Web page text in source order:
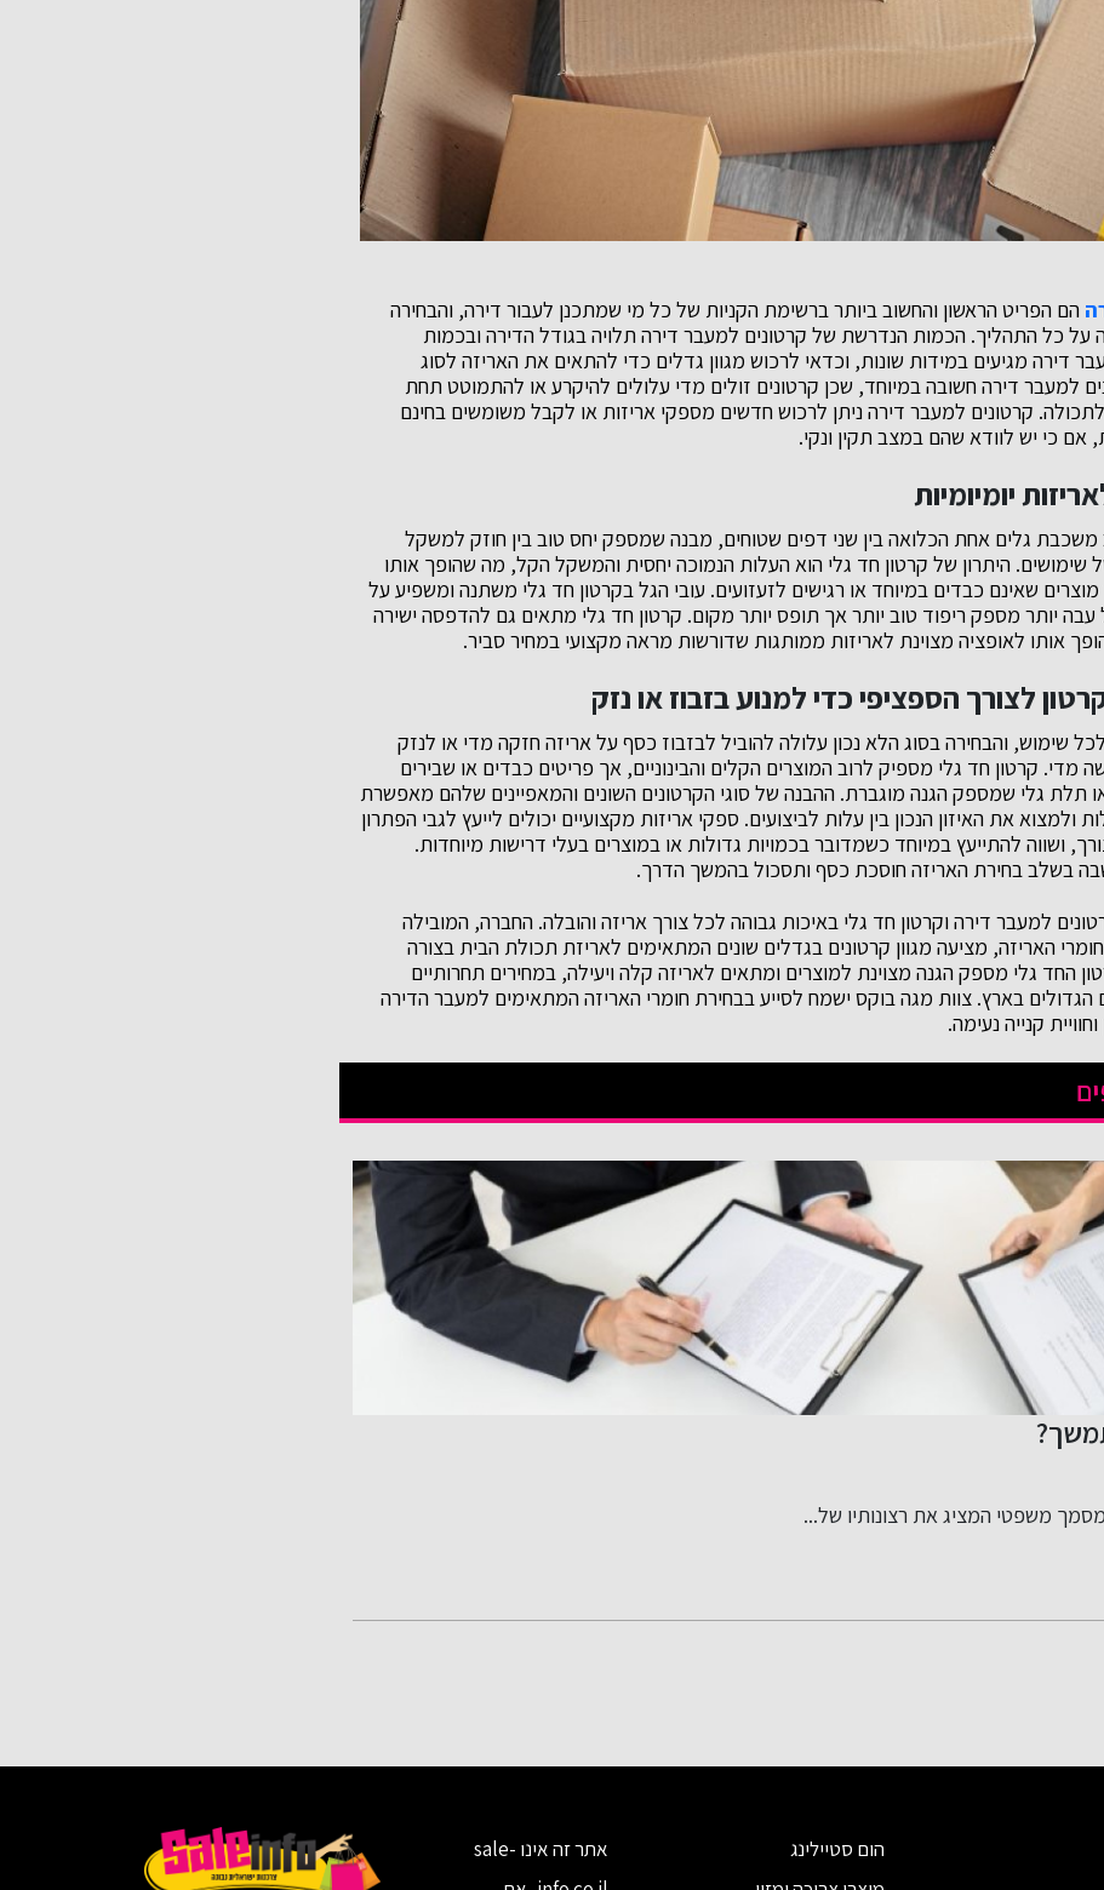
הם הפריט הראשון והחשוב ביותר ברשימת הקניות של כל מי שמתכנן לעבור דירה, והבחירה
על כל התהליך. הכמות הנדרשת של קרטונים למעבר דירה תלויה בגודל הדירה ובכמות
דירה מגיעים במידות שונות, וכדאי לרכוש מגוון גדלים כדי להתאים את האריזה לסוג
למעבר דירה חשובה במיוחד, שכן קרטונים זולים מדי עלולים להיקרע או להתמוטט תחת
קרטונים למעבר דירה ניתן לרכוש חדשים מספקי אריזות או לקבל משומשים בחינם
אם כי יש לוודא שהם במצב תקין ונקי.
יומיומיות
משכבת גלים אחת הכלואה בין שני דפים שטוחים, מבנה שמספק יחס טוב בין חוזק למשקל
שימושים. היתרון של קרטון חד גלי הוא העלות הנמוכה יחסית והמשקל הקל, מה שהופך אותו
שאינם כבדים במיוחד או רגישים לזעזועים. עובי הגל בקרטון חד גלי משתנה ומשפיע על
יותר מספק ריפוד טוב יותר אך תופס יותר מקום. קרטון חד גלי מתאים גם להדפסה ישירה
אותו לאופציה מצוינת לאריזות ממותגות שדורשות מראה מקצועי במחיר סביר.
לצורך הספציפי כדי למנוע בזבוז או נזק
שימוש, והבחירה בסוג הלא נכון עלולה להוביל לבזבוז כסף על אריזה חזקה מדי או לנזק
מדי. קרטון חד גלי מספיק לרוב המוצרים הקלים והבינוניים, אך פריטים כבדים או שבירים
או תלת גלי שמספק הגנה מוגברת. ההבנה של סוגי הקרטונים השונים והמאפיינים שלהם מאפשרת
את האיזון הנכון בין עלות לביצועים. ספקי אריזות מקצועיים יכולים לייעץ לגבי הפתרון
ושווה להתייעץ במיוחד כשמדובר בכמויות גדולות או במוצרים בעלי דרישות מיוחדות.
בשלב בחירת האריזה חוסכת כסף ותסכול בהמשך הדרך.
למעבר דירה וקרטון חד גלי באיכות גבוהה לכל צורך אריזה והובלה. החברה, המובילה
האריזה, מציעה מגוון קרטונים בגדלים שונים המתאימים לאריזת תכולת הבית בצורה
החד גלי מספק הגנה מצוינת למוצרים ומתאים לאריזה קלה ויעילה, במחירים תחרותיים
בארץ. צוות מגה בוקס ישמח לסייע בבחירת חומרי האריזה המתאימים למעבר הדירה
קנייה נעימה.
משפטי המציג את רצונותיו של...
הום סטיילינג
אתר זה אינו sale-